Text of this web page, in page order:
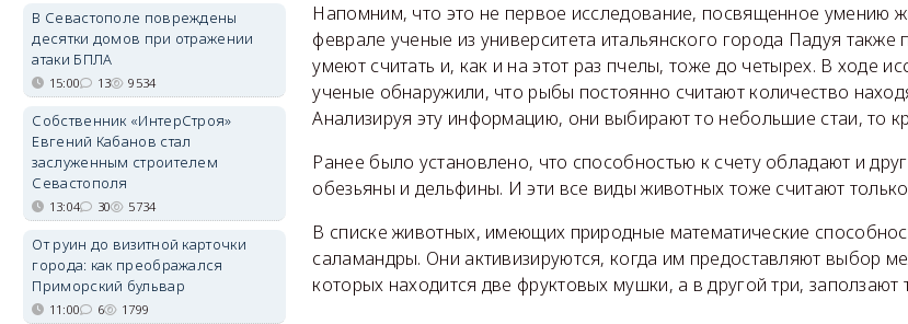
Напомним, что это не первое исследование, посвященное умению
феврале ученые из университета итальянского города Падуя
умеют считать и, как и на этот раз пчелы, тоже до четырех. В ходе
ученые обнаружили, что рыбы постоянно считают количество
Анализируя эту информацию, они выбирают то небольшие стаи, то
Ранее было установлено, что способностью к счету обладают и
обезьяны и дельфины. И эти все виды животных тоже считают
В списке животных, имеющих природные математические
саламандры. Они активизируются, когда им предоставляют выбор
которых находится две фруктовых мушки, а в другой три, заползают
В Севастополе повреждены
десятки домов при отражении
атаки БПЛА
15:00 13 9534
Собственник «ИнтерСтроя»
Евгений Кабанов стал
заслуженным строителем
Севастополя
13:04 30 5734
От руин до визитной карточки
города: как преображался
Приморский бульвар
11:00 6 1799